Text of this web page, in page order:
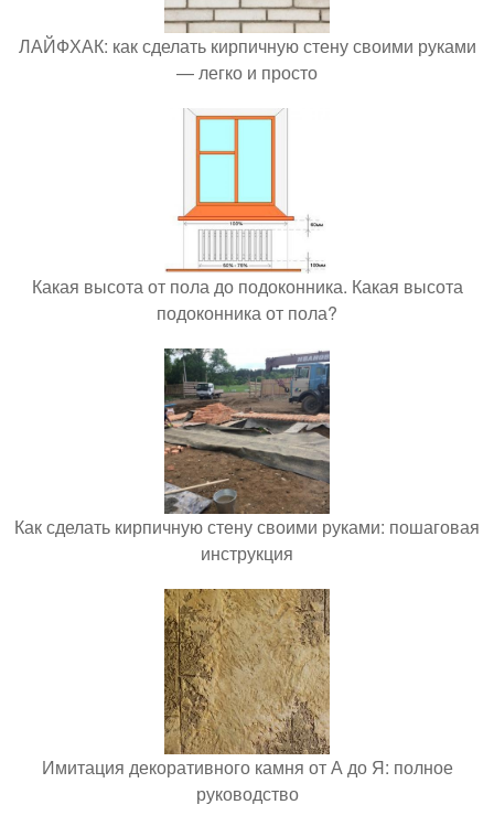
ЛАЙФХАК: как сделать кирпичную стену своими руками
— легко и просто
Какая высота от пола до подоконника. Какая высота
подоконника от пола?
Как сделать кирпичную стену своими руками: пошаговая
инструкция
Имитация декоративного камня от А до Я: полное
руководство